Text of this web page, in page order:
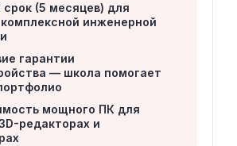
срок (5 месяцев) для
инженерной
гарантии
— школа помогает
мощного ПК для
редакторах и